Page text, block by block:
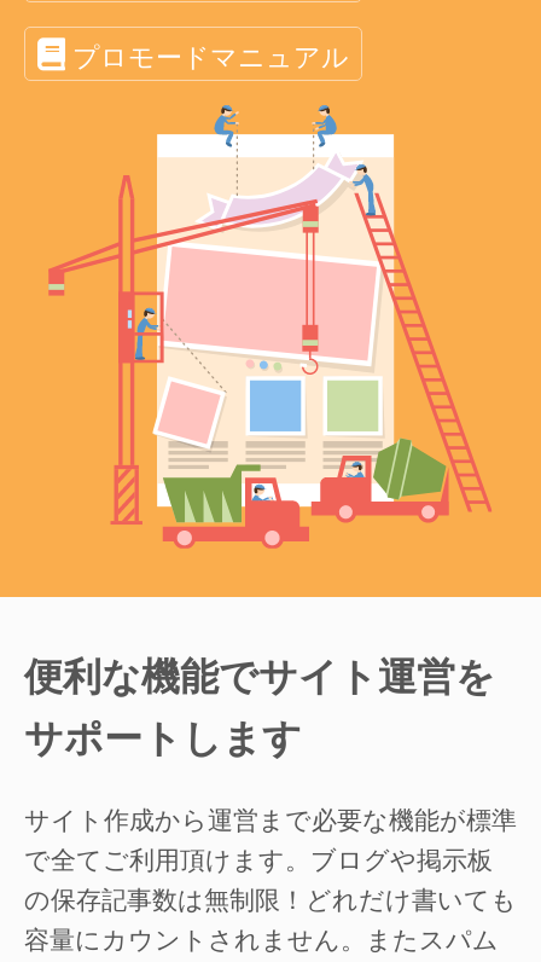
プロモードマニュアル
便利な機能でサイト運営を
サポートします
サイト作成から運営まで必要な機能が標準
で全てご利用頂けます。ブログや掲示板
の保存記事数は無制限！どれだけ書いても
容量にカウントされません。またスパム